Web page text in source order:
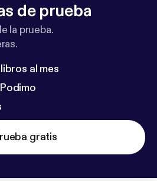
de prueba
la prueba.
al mes
gratis